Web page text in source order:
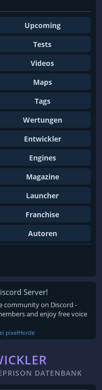
Upcoming
Tests
Videos
Maps
Tags
Wertungen
Entwickler
Engines
Magazine
Launcher
Franchise
Autoren
Server!
community on Discord -
and enjoy free voice
pixelHorde
DATENBANK